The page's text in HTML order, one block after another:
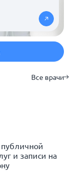
Все врачи
и записи на